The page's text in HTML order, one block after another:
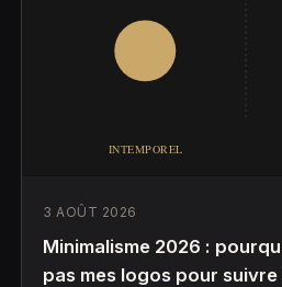
3 AOÛT 2026
Minimalisme 2026 :
pas mes logos pour suivre